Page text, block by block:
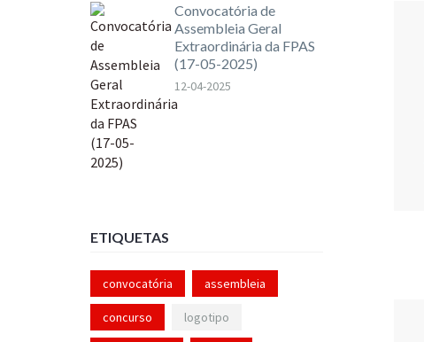
Convocatória de
Assembleia Geral
Extraordinária da FPAS
(17-05-2025)
12-04-2025
ETIQUETAS
convocatória assembleia
concurso logotipo